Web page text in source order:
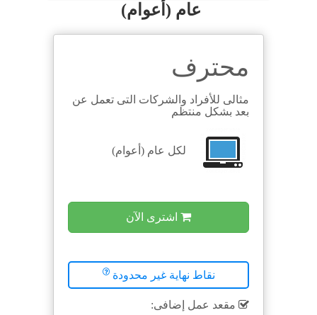
عام (أعوام)
محترف
مثالى للأفراد والشركات التى تعمل عن
بعد بشكل منتظم
لكل عام (أعوام)
اشترى الآن
نقاط نهاية غير محدودة
مقعد عمل إضافى: